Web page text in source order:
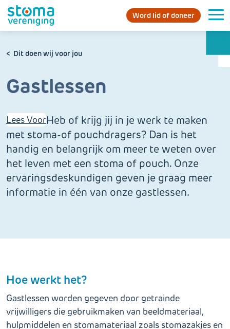
Word lid of doneer
Dit doen wij voor jou
Gastlessen
Lees VoorHeb of krijg jij in je werk te maken
met stoma-of pouchdragers? Dan is het
handig en belangrijk om meer te weten over
het leven met een stoma of pouch. Onze
ervaringsdeskundigen geven je graag meer
informatie in één van onze gastlessen.
Hoe werkt het?
Gastlessen worden gegeven door getrainde
vrijwilligers die gebruikmaken van beeldmateriaal,
hulpmiddelen en stomamateriaal zoals stomazakjes en